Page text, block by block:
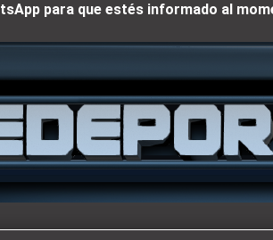
para que estés informado al